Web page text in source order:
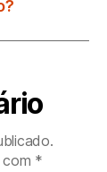
*